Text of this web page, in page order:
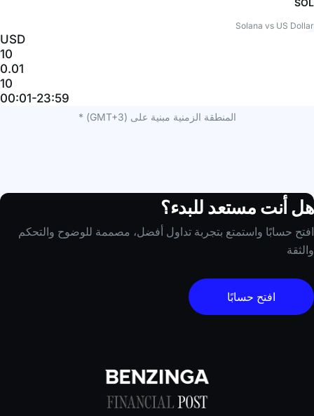
Solana vs US Dollar
USD
10
0.01
10
00:01-23:59
المنطقة الزمنية مبنية على (GMT+3) *
هل أنت مستعد للبدء؟
افتح حسابًا واستمتع بتجربة تداول أفضل، مصممة للوضوح والتحكم
والثقة
افتح حسابًا